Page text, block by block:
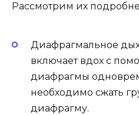
Рассмотрим их
Диафрагмальное
включает вдох с
диафрагмы
необходимо сжать
диафрагму.